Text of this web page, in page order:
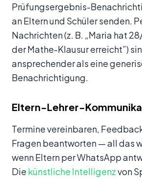
Prüfungsergebnis-
an Eltern und Schüler senden.
Nachrichten (z. B. „Maria hat
der Mathe-Klausur erreicht”)
ansprechender als eine
Benachrichtigung.
Eltern-Lehrer-
Termine vereinbaren,
Fragen beantworten — all das
wenn Eltern per WhatsApp
Die künstliche Intelligenzvon